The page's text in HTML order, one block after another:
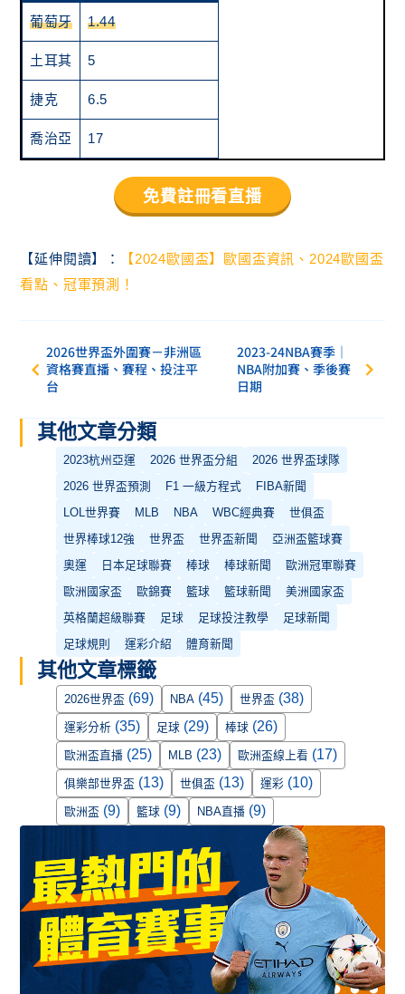
葡萄牙 1.44
土耳其 5
捷克 6.5
喬治亞 17
免費註冊看直播
【延伸閱讀】：
【2024歐國盃】歐國盃資訊、2024歐國盃
看點、冠軍預測！
2026世界盃外圍賽－非洲區
資格賽直播、賽程、投注平
台
2023-24NBA賽季｜
NBA附加賽、季後賽
日期
其他文章分類
2023杭州亞運 2026 世界盃分組
2026 世界盃球隊
2026 世界盃預測
F1 一級方程式
FIBA新聞
LOL世界賽
MLB NBA WBC經典賽
世俱盃
世界棒球12強
世界盃 世界盃新聞
亞洲盃籃球賽
奧運
日本足球聯賽 棒球 棒球新聞
歐洲冠軍聯賽
歐洲國家盃
歐錦賽 籃球 籃球新聞
美洲國家盃
英格蘭超級聯賽
足球 足球投注教學
足球新聞
足球規則
運彩介紹 體育新聞
其他文章標籤
2026世界盃 (69) NBA (45) 世界盃 (38)
運彩分析 (35) 足球 (29) 棒球 (26)
歐洲盃直播 (25) MLB (23) 歐洲盃線上看 (17)
俱樂部世界盃 (13) 世俱盃 (13) 運彩 (10)
歐洲盃 (9) 籃球 (9) NBA直播 (9)